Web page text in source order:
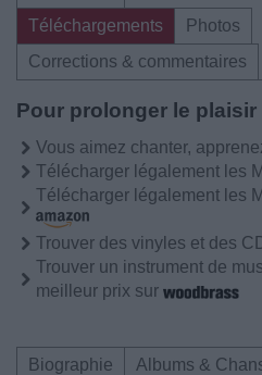
Téléchargements
Photos
Corrections & commentaires
Pour prolonger le plaisir
Vous aimez chanter,
Télécharger légalement les
Télécharger légalement les
Trouver des vinyles et des
Trouver un instrument de
meilleur prix sur
Biographie
Albums &